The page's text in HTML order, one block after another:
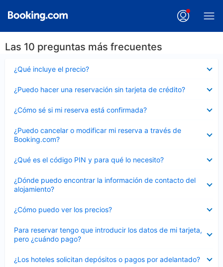
Las 10 preguntas más frecuentes
¿Qué incluye el precio?
cerrado
¿Puedo hacer una reservación sin tarjeta de crédito?
cerrado
¿Cómo sé si mi reserva está confirmada?
cerrado
¿Puedo cancelar o modificar mi reserva a través de
Booking.com?
cerrado
¿Qué es el código PIN y para qué lo necesito?
cerrado
¿Dónde puedo encontrar la información de contacto del
alojamiento?
cerrado
¿Cómo puedo ver los precios?
cerrado
Para reservar tengo que introducir los datos de mi tarjeta,
pero ¿cuándo pago?
cerrado
¿Los hoteles solicitan depósitos o pagos por adelantado?
cerrado